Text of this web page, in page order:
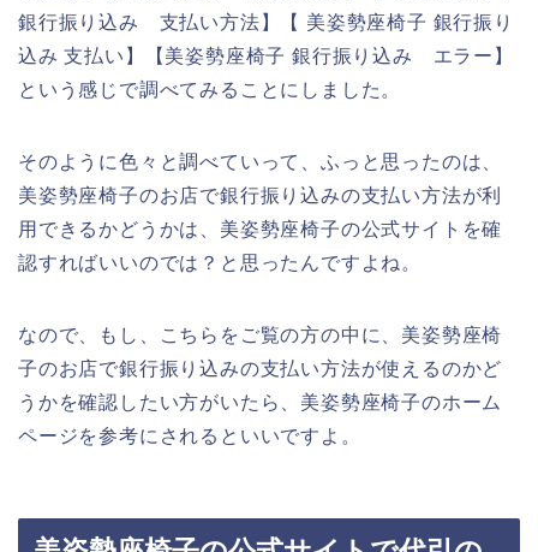
銀行振り込み 支払い方法】【 美姿勢座椅子 銀行振り
込み 支払い】【美姿勢座椅子 銀行振り込み エラー】
という感じで調べてみることにしました。
そのように色々と調べていって、ふっと思ったのは、
美姿勢座椅子のお店で銀行振り込みの支払い方法が利
用できるかどうかは、美姿勢座椅子の公式サイトを確
認すればいいのでは？と思ったんですよね。
なので、もし、こちらをご覧の方の中に、美姿勢座椅
子のお店で銀行振り込みの支払い方法が使えるのかど
うかを確認したい方がいたら、美姿勢座椅子のホーム
ページを参考にされるといいですよ。